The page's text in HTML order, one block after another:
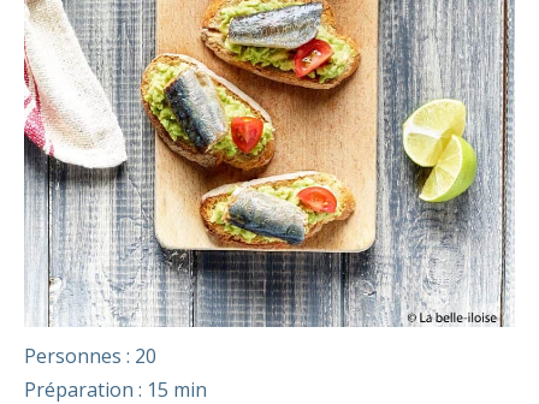
Personnes : 20
Préparation : 15 min